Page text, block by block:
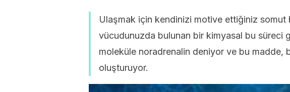
Ulaşmak için kendinizi motive ettiğiniz somut
vücudunuzda bulunan bir kimyasal bu süreci
moleküle noradrenalin deniyor ve bu madde,
oluşturuyor.